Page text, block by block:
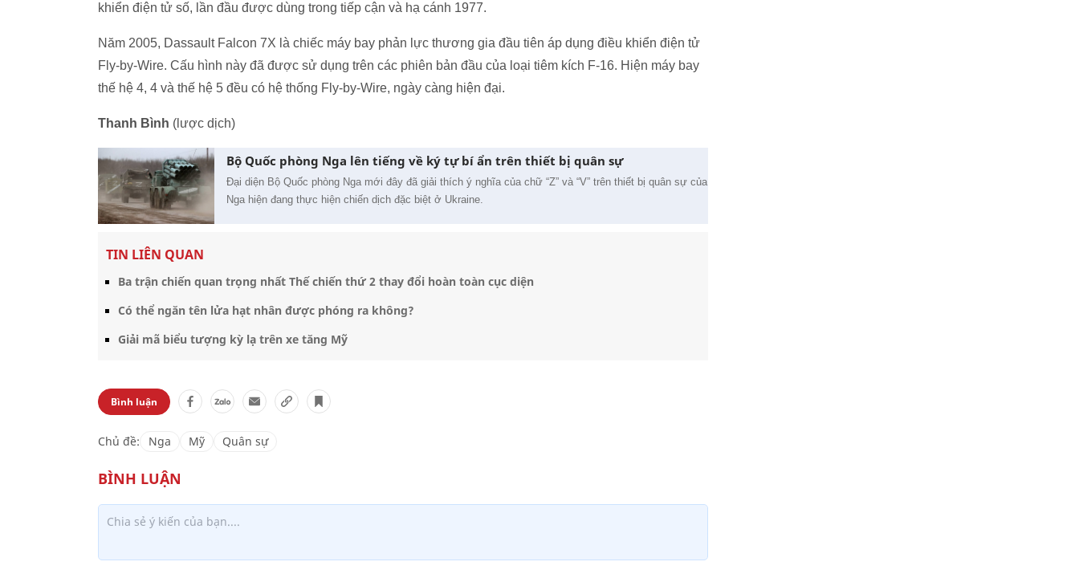
khiển điện tử số, lần đầu được dùng trong tiếp cận và hạ cánh 1977.
Năm 2005, Dassault Falcon 7X là chiếc máy bay phản lực thương gia đầu tiên áp dụng điều khiển điện tử
Fly-by-Wire. Cấu hình này đã được sử dụng trên các phiên bản đầu của loại tiêm kích F-16. Hiện máy bay
thế hệ 4, 4 và thế hệ 5 đều có hệ thống Fly-by-Wire, ngày càng hiện đại.
Thanh Bình (lược dịch)
Bộ Quốc phòng Nga lên tiếng về ký tự bí ẩn trên thiết bị quân sự
Đại diện Bộ Quốc phòng Nga mới đây đã giải thích ý nghĩa của chữ “Z” và “V” trên thiết bị quân sự của
Nga hiện đang thực hiện chiến dịch đặc biệt ở Ukraine.
TIN LIÊN QUAN
Ba trận chiến quan trọng nhất Thế chiến thứ 2 thay đổi hoàn toàn cục diện
Có thể ngăn tên lửa hạt nhân được phóng ra không?
Giải mã biểu tượng kỳ lạ trên xe tăng Mỹ
Bình luận
Chủ đề: Nga Mỹ Quân sự